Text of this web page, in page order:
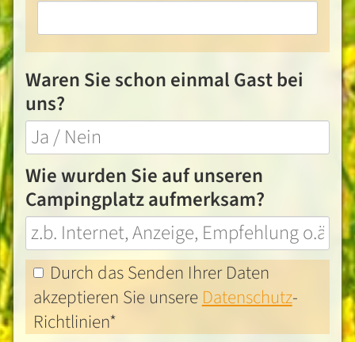
Waren Sie schon einmal Gast bei
uns?
Wie wurden Sie auf unseren
Campingplatz aufmerksam?
Durch das Senden Ihrer Daten
akzeptieren Sie unsere Datenschutz-
Richtlinien*